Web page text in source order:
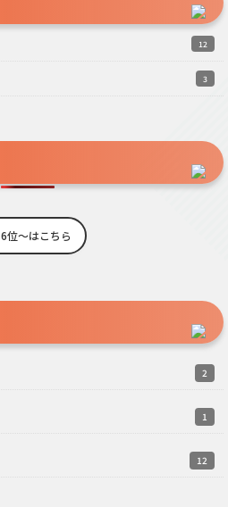
12
3
6位～はこちら
2
1
12